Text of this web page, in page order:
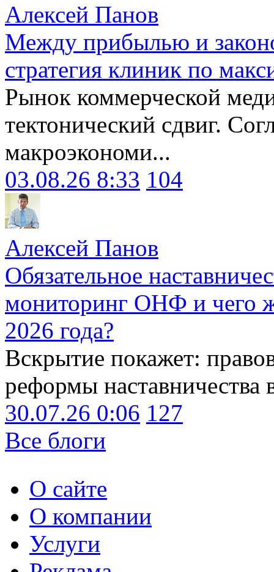
Алексей Панов
Между прибылью и
стратегия клиник по
Рынок коммерческой
тектонический сдвиг.
макроэкономи...
03.08.26 8:33 104
Алексей Панов
Обязательное
мониторинг ОНФ и чего
2026 года?
Вскрытие покажет:
реформы наставничества
30.07.26 0:06 127
Все блоги
О сайте
О компании
Услуги